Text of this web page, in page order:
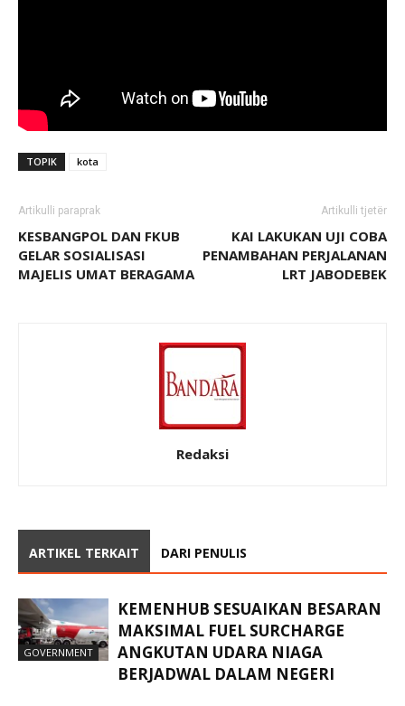
TOPIK kota
Artikulli paraprak
KESBANGPOL DAN FKUB
GELAR SOSIALISASI
MAJELIS UMAT BERAGAMA
Artikulli tjetër
KAI LAKUKAN UJI COBA
PENAMBAHAN PERJALANAN
LRT JABODEBEK
Redaksi
ARTIKEL TERKAIT DARI PENULIS
GOVERNMENT
KEMENHUB SESUAIKAN BESARAN
MAKSIMAL FUEL SURCHARGE
ANGKUTAN UDARA NIAGA
BERJADWAL DALAM NEGERI